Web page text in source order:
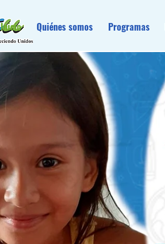
Inicio Quiénes somos Programas